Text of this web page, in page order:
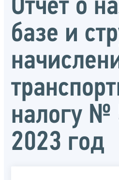
Отчет о
базе и
налогу №
2023 год